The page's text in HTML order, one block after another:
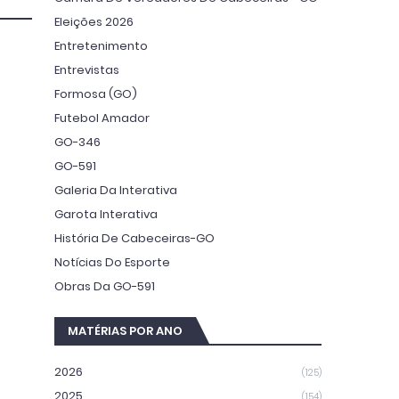
Eleições 2026
Entretenimento
Entrevistas
Formosa (GO)
Futebol Amador
GO-346
GO-591
Galeria Da Interativa
Garota Interativa
História De Cabeceiras-GO
Notícias Do Esporte
Obras Da GO-591
MATÉRIAS POR ANO
2026 (125)